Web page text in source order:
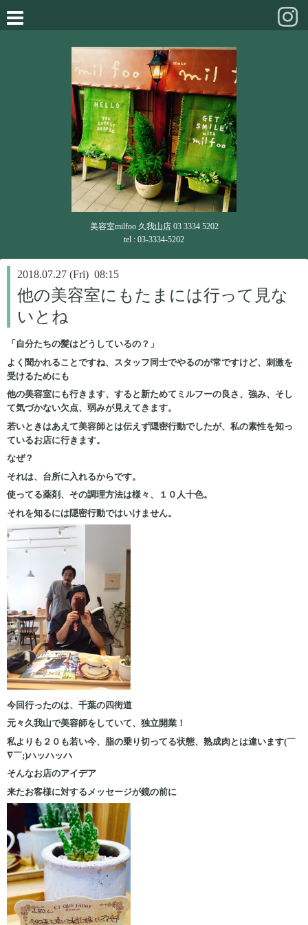
美容室milfoo 久我山店 03 3334 5202
tel : 03-3334-5202
2018.07.27 (Fri) 08:15
他の美容室にもたまには行って見な
いとね
「自分たちの髪はどうしているの？」
よく聞かれることですね、スタッフ同士でやるのが常ですけど、刺激を
受けるためにも
他の美容室にも行きます、すると新ためてミルフーの良さ、強み、そし
て気づかない欠点、弱みが見えてきます。
若いときはあえて美容師とは伝えず隠密行動でしたが、私の素性を知っ
ているお店に行きます。
なぜ？
それは、台所に入れるからです。
使ってる薬剤、その調理方法は様々、１０人十色。
それを知るには隠密行動ではいけません。
今回行ったのは、千葉の四街道
元々久我山で美容師をしていて、独立開業！
私よりも２０も若い今、脂の乗り切ってる状態、熟成肉とは違います(￣
∇￣;)ハッハッハ
そんなお店のアイデア
来たお客様に対するメッセージが鏡の前に